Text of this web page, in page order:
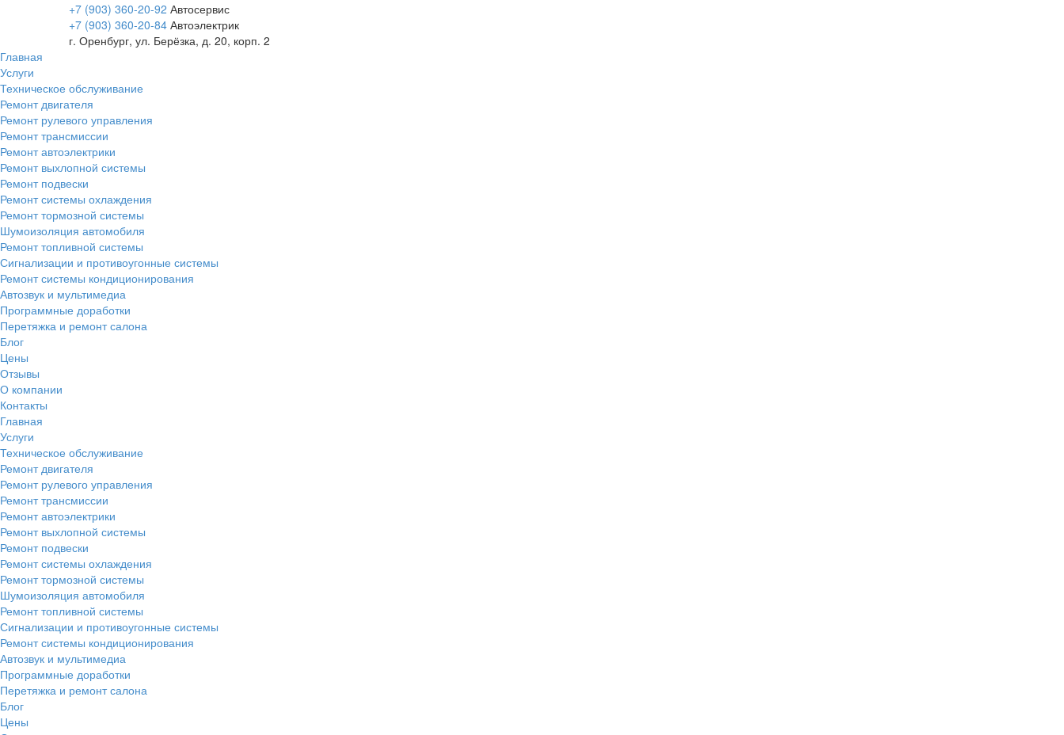
+7 (903) 360-20-92 Автосервис
+7 (903) 360-20-84 Автоэлектрик
г. Оренбург, ул. Берёзка, д. 20, корп. 2
Главная
Услуги
Техническое обслуживание
Ремонт двигателя
Ремонт рулевого управления
Ремонт трансмиссии
Ремонт автоэлектрики
Ремонт выхлопной системы
Ремонт подвески
Ремонт системы охлаждения
Ремонт тормозной системы
Шумоизоляция автомобиля
Ремонт топливной системы
Сигнализации и противоугонные системы
Ремонт системы кондиционирования
Автозвук и мультимедиа
Программные доработки
Перетяжка и ремонт салона
Блог
Цены
Отзывы
О компании
Контакты
Главная
Услуги
Техническое обслуживание
Ремонт двигателя
Ремонт рулевого управления
Ремонт трансмиссии
Ремонт автоэлектрики
Ремонт выхлопной системы
Ремонт подвески
Ремонт системы охлаждения
Ремонт тормозной системы
Шумоизоляция автомобиля
Ремонт топливной системы
Сигнализации и противоугонные системы
Ремонт системы кондиционирования
Автозвук и мультимедиа
Программные доработки
Перетяжка и ремонт салона
Блог
Цены